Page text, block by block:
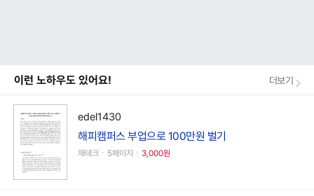
이런 노하우도 있어요! 더보기
edel1430
해피캠퍼스 부업으로 100만원 벌기
재테크ㆍ5페이지ㆍ 3,000원